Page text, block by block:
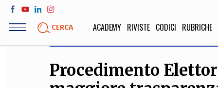
Salta
contenuto
CERCA ACADEMY RIVISTE CODICI RUBRICHE
LIFE STYLE SOCIETÀ
Procedimento